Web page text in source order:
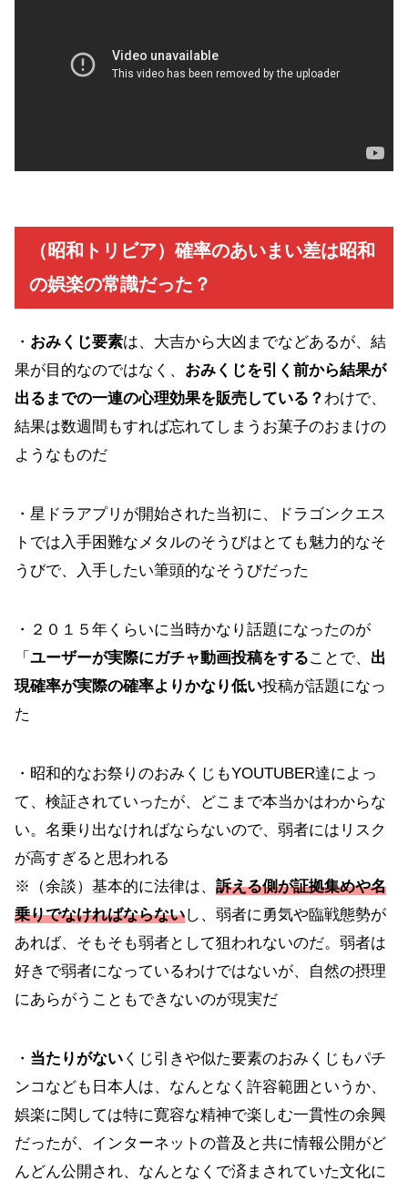
（昭和トリビア）確率のあいまい差は昭和
の娯楽の常識だった？
・ おみくじ要素は、大吉から大凶までなどあるが、結
果が目的なのではなく、 おみくじを引く前から結果が
出るまでの一連の心理効果を販売している？ わけで、
結果は数週間もすれば忘れてしまうお菓子のおまけの
ようなものだ
・星ドラアプリが開始された当初に、ドラゴンクエス
トでは入手困難なメタルのそうびはとても魅力的なそ
うびで、入手したい筆頭的なそうびだった
・２０１５年くらいに当時かなり話題になったのが
「 ユーザーが実際にガチャ動画投稿をすることで、 出
現確率が実際の確率よりかなり低い投稿が話題になっ
た
・昭和的なお祭りのおみくじもYOUTUBER達によっ
て、検証されていったが、どこまで本当かはわからな
い。名乗り出なければならないので、弱者にはリスク
が高すぎると思われる
※（余談）基本的に法律は、 訴える側が証拠集めや名
乗りでなければならないし、弱者に勇気や臨戦態勢が
あれば、そもそも弱者として狙われないのだ。弱者は
好きで弱者になっているわけではないが、自然の摂理
にあらがうこともできないのが現実だ
・ 当たりがない くじ引きや似た要素のおみくじもパチ
ンコなども日本人は、なんとなく許容範囲というか、
娯楽に関しては特に寛容な精神で楽しむ一貫性の余興
だったが、インターネットの普及と共に情報公開がど
んどん公開され、なんとなくで済まされていた文化に